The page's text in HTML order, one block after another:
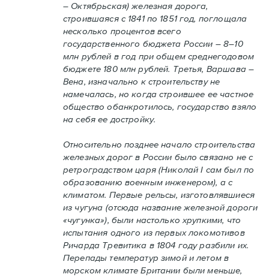
– Октябрьская) железная дорога,
строившаяся с 1841 по 1851 год, поглощала
несколько процентов всего
государственного бюджета России – 8–10
млн рублей в год при общем среднегодовом
бюджете 180 млн рублей. Третья, Варшава –
Вена, изначально к строительству не
намечалась, но когда строившее ее частное
общество обанкротилось, государство взяло
на себя ее достройку.
Относительно позднее начало строительства
железных дорог в России было связано не с
ретроградством царя (Николай I сам был по
образованию военным инженером), а с
климатом. Первые рельсы, изготовлявшиеся
из чугуна (отсюда название железной дороги
«чугунка»), были настолько хрупкими, что
испытания одного из первых локомотивов
Ричарда Тревитика в 1804 году разбили их.
Перепады температур зимой и летом в
морском климате Британии были меньше,